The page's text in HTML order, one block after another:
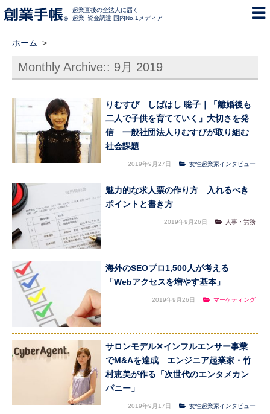
起業直後の全法人に届く
起業･資金調達 国内No.1メディア
ホーム >
Monthly Archive:: 9月 2019
りむすび しばはし 聡子｜「離婚後も
二人で子供を育てていく」大切さを発
信 一般社団法人りむすびが取り組む
社会課題
2019年9月27日 女性起業家インタビュー
魅力的な求人票の作り方 入れるべき
ポイントと書き方
2019年9月26日 人事・労務
海外のSEOプロ1,500人が考える
「Webアクセスを増やす基本」
2019年9月26日 マーケティング
サロンモデル✕インフルエンサー事業
でM&Aを達成 エンジニア起業家・竹
村恵美が作る「次世代のエンタメカン
パニー」
2019年9月17日 女性起業家インタビュー